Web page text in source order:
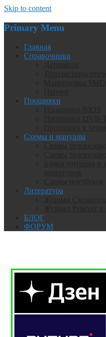
Skip to content
Primary Menu
Главная
Справочники
Прошивки
Схемы и мануалы
Литература
БЛОГ
ФОРУМ